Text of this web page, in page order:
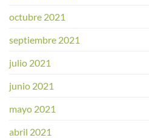
octubre 2021
septiembre 2021
julio 2021
junio 2021
mayo 2021
abril 2021